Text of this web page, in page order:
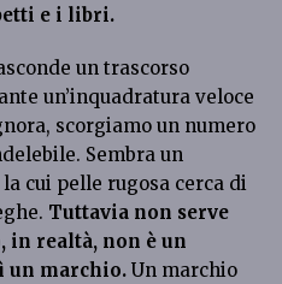
e i libri.
un trascorso
un’inquadratura veloce
scorgiamo un numero
Sembra un
cui pelle rugosa cerca di
Tuttavia non serve
in realtà, non è un
un marchio.Un marchio